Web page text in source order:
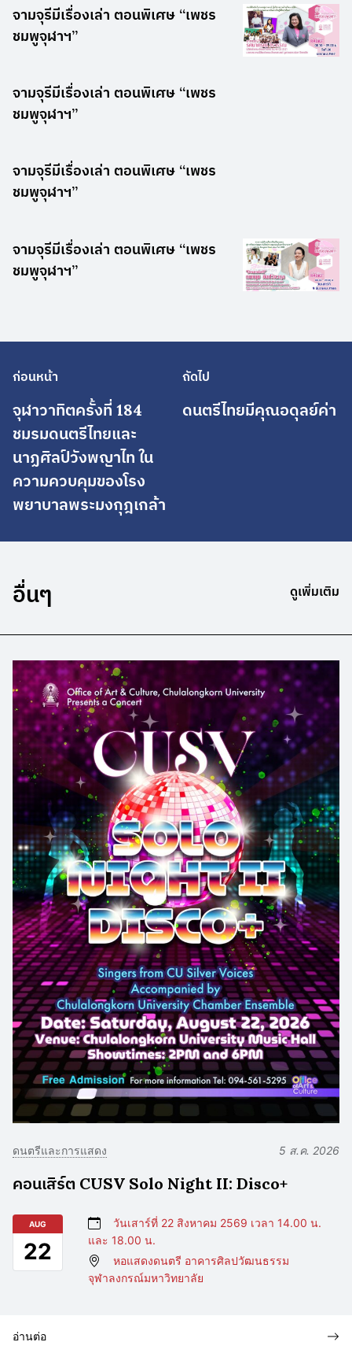
จามจุรีมีเรื่องเล่า ตอนพิเศษ “เพชร
ชมพูจุฬาฯ”
จามจุรีมีเรื่องเล่า ตอนพิเศษ “เพชร
ชมพูจุฬาฯ”
จามจุรีมีเรื่องเล่า ตอนพิเศษ “เพชร
ชมพูจุฬาฯ”
จามจุรีมีเรื่องเล่า ตอนพิเศษ “เพชร
ชมพูจุฬาฯ”
ก่อนหน้า
จุฬาวาทิตครั้งที่ 184
ชมรมดนตรีไทยและ
นาฏศิลป์วังพญาไท ใน
ความควบคุมของโรง
พยาบาลพระมงกุฎเกล้า
ถัดไป
ดนตรีไทยมีคุณอดุลย์ค่า
อื่นๆ ดูเพิ่มเติม
ดนตรีและการแสดง 5 ส.ค. 2026
คอนเสิร์ต CUSV Solo Night II: Disco+
AUG
22
วันเสาร์ที่ 22 สิงหาคม 2569 เวลา 14.00 น.
และ 18.00 น.
หอแสดงดนตรี อาคารศิลปวัฒนธรรม
จุฬาลงกรณ์มหาวิทยาลัย
อ่านต่อ